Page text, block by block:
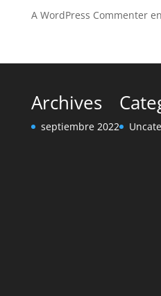
A WordPress Commenteren
Archives
septiembre 2022